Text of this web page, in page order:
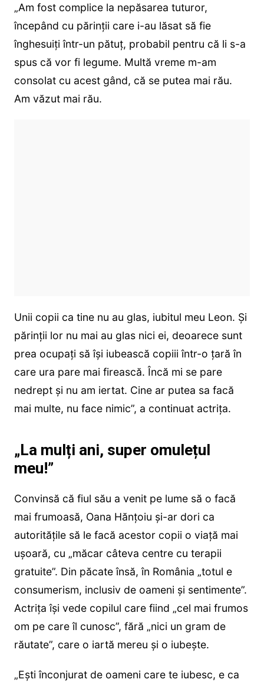
„Am fost complice la nepăsarea tuturor,
începând cu părinții care i-au lăsat să fie
înghesuiți într-un pătuț, probabil pentru că li s-a
spus că vor fi legume. Multă vreme m-am
consolat cu acest gând, că se putea mai rău.
Am văzut mai rău.
Unii copii ca tine nu au glas, iubitul meu Leon. Și
părinții lor nu mai au glas nici ei, deoarece sunt
prea ocupați să își iubească copiii într-o țară în
care ura pare mai firească. Încă mi se pare
nedrept și nu am iertat. Cine ar putea sa facă
mai multe, nu face nimic”, a continuat actrița.
„La mulți ani, super omulețul
meu!”
Convinsă că fiul său a venit pe lume să o facă
mai frumoasă, Oana Hănțoiu și-ar dori ca
autoritățile să le facă acestor copii o viață mai
ușoară, cu „măcar câteva centre cu terapii
gratuite”. Din păcate însă, în România „totul e
consumerism, inclusiv de oameni și sentimente”.
Actrița își vede copilul care fiind „cel mai frumos
om pe care îl cunosc”, fără „nici un gram de
răutate”, care o iartă mereu și o iubește.
„Ești înconjurat de oameni care te iubesc, e ca